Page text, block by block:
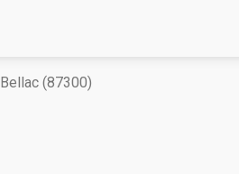
Bellac (87300)